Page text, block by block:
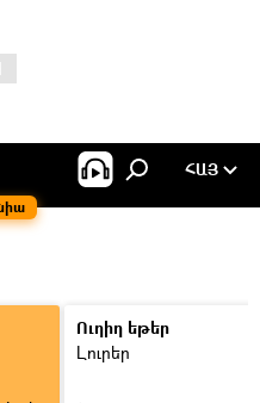
ՀԱՅ
Ուղիղ եթեր
Լուրեր